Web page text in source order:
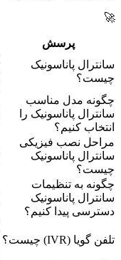
🚀
پرسش
سانترال پاناسونیک
چیست؟
چگونه مدل مناسب
سانترال پاناسونیک را
انتخاب کنیم؟
مراحل نصب فیزیکی
سانترال پاناسونیک
چیست؟
چگونه به تنظیمات
سانترال پاناسونیک
دسترسی پیدا کنیم؟
تلفن گویا (IVR) چیست؟